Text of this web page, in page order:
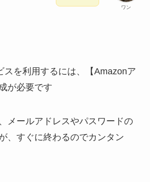
ワン
スを利用するには、【Amazonア
が必要です
メールアドレスやパスワードの
、すぐに終わるのでカンタン